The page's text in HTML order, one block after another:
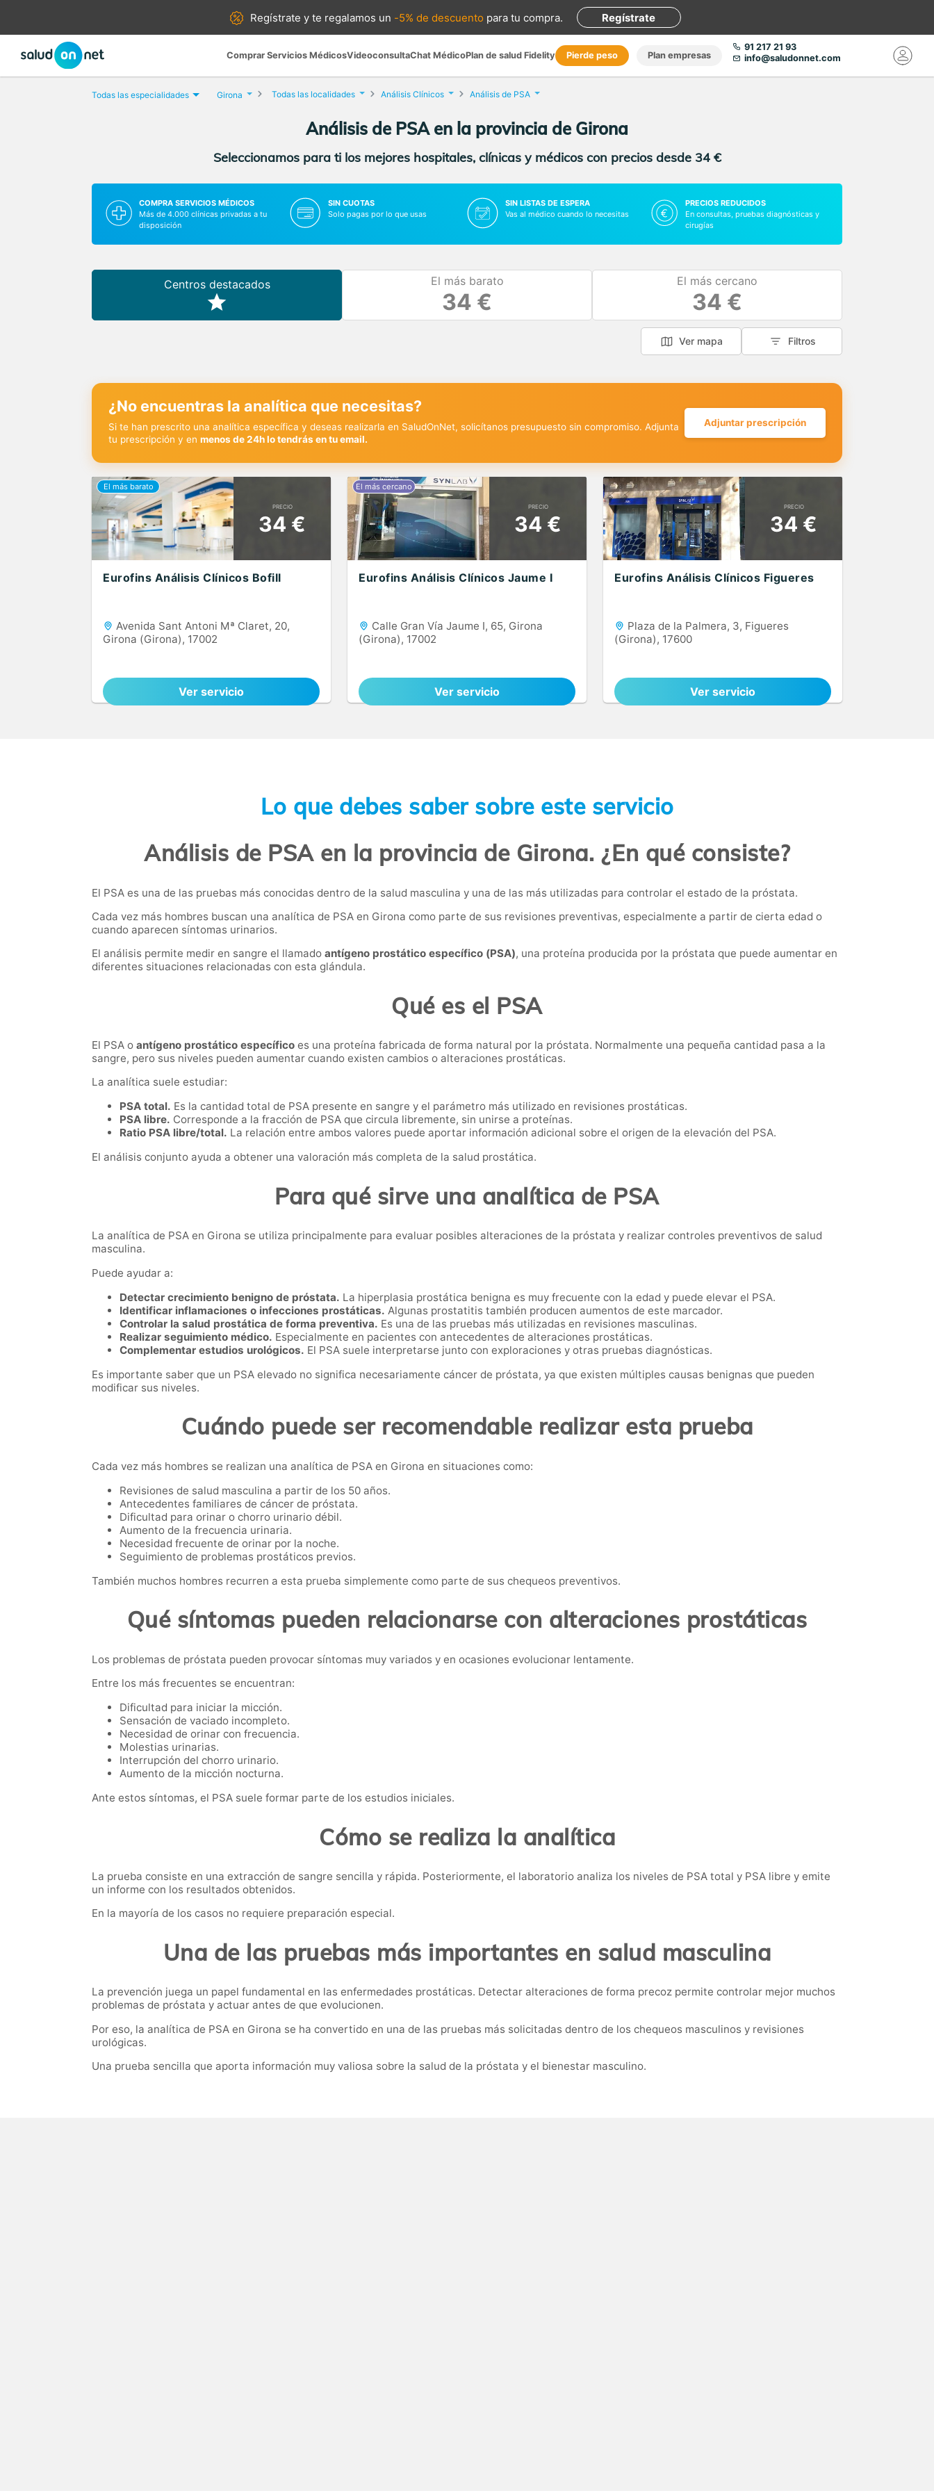
Regístrate yte regalamos un -5% de descuento para tu compra. Regístrate
Comprar Servicios MédicosVideoconsultaChat MédicoPlan de salud Fidelity Pierde peso Plan empresas
91 217 21 93
info@saludonnet.com
Todas las especialidades Girona Todas las localidades Análisis Clínicos Análisis de PSA
Análisis de PSA en la provincia de Girona
Seleccionamos para ti los mejores hospitales, clínicas y médicos con precios desde 34 €
COMPRA SERVICIOS MÉDICOS
Más de 4.000 clínicas privadas a tu
disposición
SIN CUOTAS
Solo pagas por lo que usas
SIN LISTAS DE ESPERA
Vas al médico cuando lo necesitas
PRECIOS REDUCIDOS
En consultas, pruebas diagnósticas y
cirugías
Centros destacados El más barato
34 €
El más cercano
34 €
Ver mapa Filtros
¿No encuentras la analítica que necesitas?
Si te han prescrito una analítica específica y deseas realizarla en SaludOnNet, solicítanos presupuesto sin compromiso. Adjunta
tu prescripción y en menos de 24h lo tendrás en tu email.
Adjuntar prescripción
PRECIO
34 €
Eurofins Análisis Clínicos Bofill
Avenida Sant Antoni Mª Claret, 20,
Girona (Girona), 17002
Ver servicio
PRECIO
34 €
Eurofins Análisis Clínicos Jaume I
Calle Gran Vía Jaume I, 65, Girona
(Girona), 17002
Ver servicio
PRECIO
34 €
Eurofins Análisis Clínicos Figueres
Plaza de la Palmera, 3, Figueres
(Girona), 17600
Ver servicio
Lo que debes saber sobre este servicio
Análisis de PSA en la provincia de Girona. ¿En qué consiste?
El PSA es una de las pruebas más conocidas dentro de la salud masculina y una de las más utilizadas para controlar el estado de la próstata.
Cada vez más hombres buscan una analítica de PSA en Girona como parte de sus revisiones preventivas, especialmente a partir de cierta edad o
cuando aparecen síntomas urinarios.
El análisis permite medir en sangre el llamado antígeno prostático específico (PSA), una proteína producida por la próstata que puede aumentar en
diferentes situaciones relacionadas con esta glándula.
Qué es el PSA
El PSA o antígeno prostático específico es una proteína fabricada de forma natural por la próstata. Normalmente una pequeña cantidad pasa a la
sangre, pero sus niveles pueden aumentar cuando existen cambios o alteraciones prostáticas.
La analítica suele estudiar:
PSA total. Es la cantidad total de PSA presente en sangre y el parámetro más utilizado en revisiones prostáticas.
PSA libre. Corresponde a la fracción de PSA que circula libremente, sin unirse a proteínas.
Ratio PSA libre/total. La relación entre ambos valores puede aportar información adicional sobre el origen de la elevación del PSA.
El análisis conjunto ayuda a obtener una valoración más completa de la salud prostática.
Para qué sirve una analítica de PSA
La analítica de PSA en Girona se utiliza principalmente para evaluar posibles alteraciones de la próstata y realizar controles preventivos de salud
masculina.
Puede ayudar a:
Detectar crecimiento benigno de próstata. La hiperplasia prostática benigna es muy frecuente con la edad y puede elevar el PSA.
Identificar inflamaciones o infecciones prostáticas. Algunas prostatitis también producen aumentos de este marcador.
Controlar la salud prostática de forma preventiva. Es una de las pruebas más utilizadas en revisiones masculinas.
Realizar seguimiento médico. Especialmente en pacientes con antecedentes de alteraciones prostáticas.
Complementar estudios urológicos. El PSA suele interpretarse junto con exploraciones y otras pruebas diagnósticas.
Es importante saber que un PSA elevado no significa necesariamente cáncer de próstata, ya que existen múltiples causas benignas que pueden
modificar sus niveles.
Cuándo puede ser recomendable realizar esta prueba
Cada vez más hombres se realizan una analítica de PSA en Girona en situaciones como:
Revisiones de salud masculina a partir de los 50 años.
Antecedentes familiares de cáncer de próstata.
Dificultad para orinar o chorro urinario débil.
Aumento de la frecuencia urinaria.
Necesidad frecuente de orinar por la noche.
Seguimiento de problemas prostáticos previos.
También muchos hombres recurren a esta prueba simplemente como parte de sus chequeos preventivos.
Qué síntomas pueden relacionarse con alteraciones prostáticas
Los problemas de próstata pueden provocar síntomas muy variados y en ocasiones evolucionar lentamente.
Entre los más frecuentes se encuentran:
Dificultad para iniciar la micción.
Sensación de vaciado incompleto.
Necesidad de orinar con frecuencia.
Molestias urinarias.
Interrupción del chorro urinario.
Aumento de la micción nocturna.
Ante estos síntomas, el PSA suele formar parte de los estudios iniciales.
Cómo se realiza la analítica
La prueba consiste en una extracción de sangre sencilla y rápida. Posteriormente, el laboratorio analiza los niveles de PSA total y PSA libre y emite
un informe con los resultados obtenidos.
En la mayoría de los casos no requiere preparación especial.
Una de las pruebas más importantes en salud masculina
La prevención juega un papel fundamental en las enfermedades prostáticas. Detectar alteraciones de forma precoz permite controlar mejor muchos
problemas de próstata y actuar antes de que evolucionen.
Por eso, la analítica de PSA en Girona se ha convertido en una de las pruebas más solicitadas dentro de los chequeos masculinos y revisiones
urológicas.
Una prueba sencilla que aporta información muy valiosa sobre la salud de la próstata y el bienestar masculino.